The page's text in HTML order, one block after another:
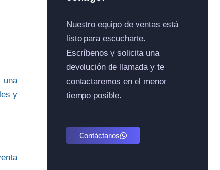
una
y
Nuestro equipo de ventas está
listo para escucharte.
Escríbenos y solicita una
devolución de llamada y te
contactaremos en el menor
tiempo posible.
Contáctanos